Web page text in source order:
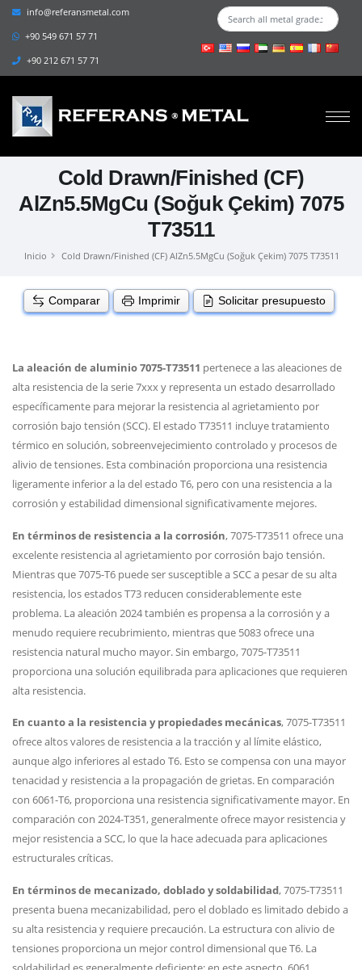
info@referansmetal.com
+90 549 671 57 71
+90 212 671 57 71
Cold Drawn/Finished (CF)
AlZn5.5MgCu (Soğuk Çekim) 7075
T73511
Inicio Cold Drawn/Finished (CF) AlZn5.5MgCu (Soğuk Çekim) 7075 T73511
Comparar Imprimir Solicitar presupuesto
La aleación de aluminio 7075-T73511 pertenece a las aleaciones de
alta resistencia de la serie 7xxx y representa un estado desarrollado
específicamente para mejorar la resistencia al agrietamiento por
corrosión bajo tensión (SCC). El estado T73511 incluye tratamiento
térmico en solución, sobreenvejecimiento controlado y procesos de
alivio de tensiones. Esta combinación proporciona una resistencia
ligeramente inferior a la del estado T6, pero con una resistencia a la
corrosión y estabilidad dimensional significativamente mejores.
En términos de resistencia a la corrosión, 7075-T73511 ofrece una
excelente resistencia al agrietamiento por corrosión bajo tensión.
Mientras que 7075-T6 puede ser susceptible a SCC a pesar de su alta
resistencia, los estados T73 reducen considerablemente este
problema. La aleación 2024 también es propensa a la corrosión y a
menudo requiere recubrimiento, mientras que 5083 ofrece una
resistencia natural mucho mayor. Sin embargo, 7075-T73511
proporciona una solución equilibrada para aplicaciones que requieren
alta resistencia.
En cuanto a la resistencia y propiedades mecánicas, 7075-T73511
ofrece altos valores de resistencia a la tracción y al límite elástico,
aunque algo inferiores al estado T6. Esto se compensa con una mayor
tenacidad y resistencia a la propagación de grietas. En comparación
con 6061-T6, proporciona una resistencia significativamente mayor. En
comparación con 2024-T351, generalmente ofrece mayor resistencia y
mejor resistencia a SCC, lo que la hace adecuada para aplicaciones
estructurales críticas.
En términos de mecanizado, doblado y soldabilidad, 7075-T73511
presenta buena mecanizabilidad, pero el doblado es limitado debido a
su alta resistencia y requiere precaución. La estructura con alivio de
tensiones proporciona un mejor control dimensional que T6. La